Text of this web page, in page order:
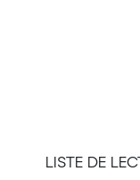
LISTE DE